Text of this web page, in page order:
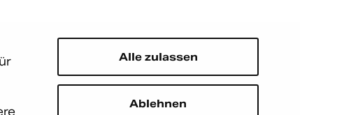
Alle zulassen
Ablehnen